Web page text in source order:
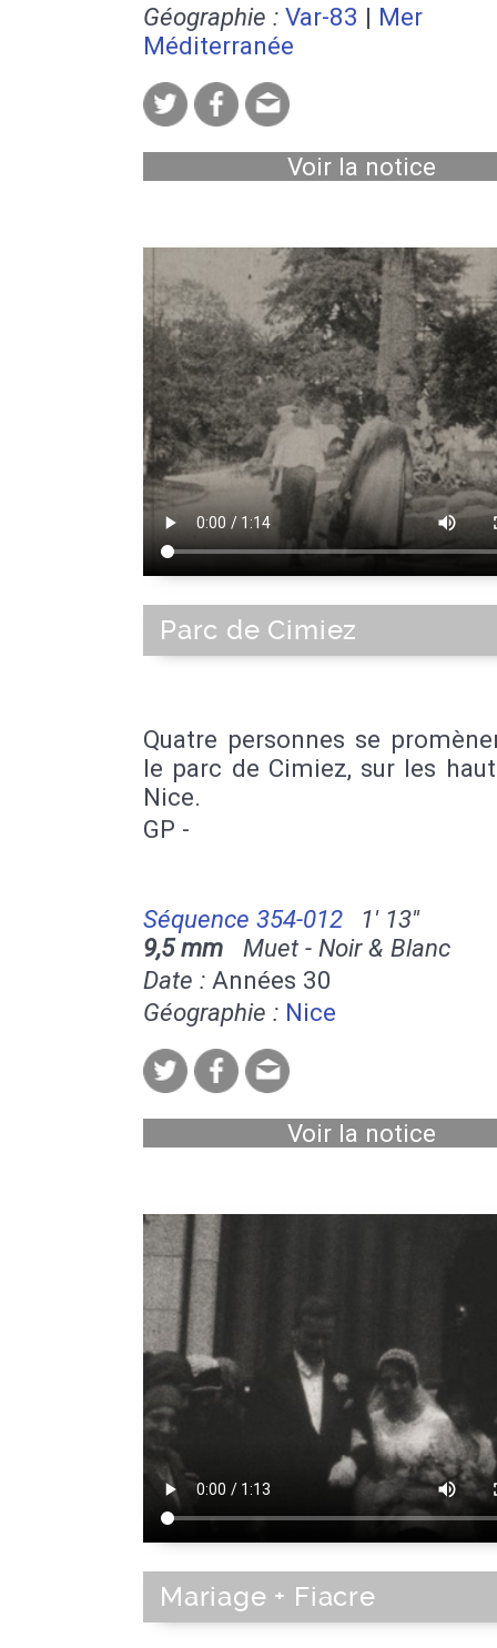
Géographie : Var-83 | Mer
Méditerranée
Voir la notice
Parc de Cimiez
Quatre personnes se
le parc de Cimiez, sur les
Nice.
GP -
Séquence 354-012
1' 13''
9,5 mm Muet - Noir & Blanc
Date : Années 30
Géographie : Nice
Voir la notice
Mariage + Fiacre